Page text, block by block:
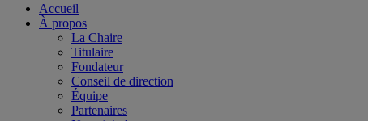
Accueil
À propos
La Chaire
Titulaire
Fondateur
Conseil de direction
Équipe
Partenaires